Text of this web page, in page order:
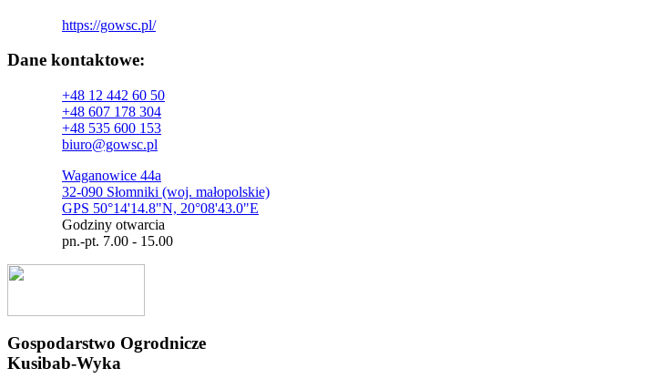
https://gowsc.pl/
Dane kontaktowe:
+48 12 442 60 50
+48 607 178 304
+48 535 600 153
biuro@gowsc.pl
Waganowice 44a
32-090 Słomniki (woj. małopolskie)
GPS 50°14'14.8"N, 20°08'43.0"E
Godziny otwarcia
pn.-pt. 7.00 - 15.00
Gospodarstwo Ogrodnicze
Kusibab-Wyka